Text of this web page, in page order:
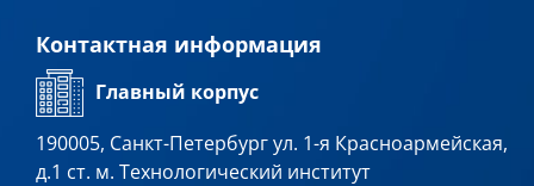
Контактная информация
Главный корпус
190005, Санкт-Петербург ул. 1-я Красноармейская,
д.1 ст. м. Технологический институт